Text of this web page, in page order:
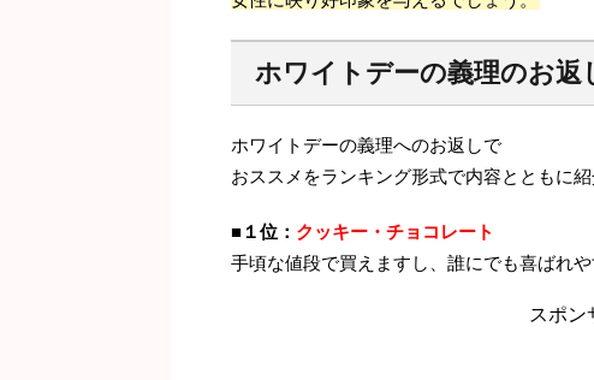
ホワイトデーの義理のお返
ホワイトデーの義理へのお返しで
おススメをランキング形式で内容とともに紹
■１位： クッキー・チョコレート
手頃な値段で買えますし、誰にでも喜ばれ
スポン